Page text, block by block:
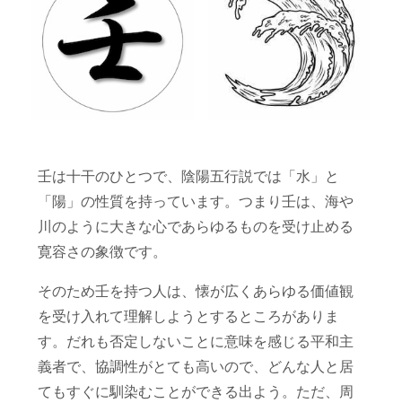
壬は十干のひとつで、陰陽五行説では「水」と
「陽」の性質を持っています。つまり壬は、海や
川のように大きな心であらゆるものを受け止める
寛容さの象徴です。
そのため壬を持つ人は、懐が広くあらゆる価値観
を受け入れて理解しようとするところがありま
す。だれも否定しないことに意味を感じる平和主
義者で、協調性がとても高いので、どんな人と居
てもすぐに馴染むことができる出よう。ただ、周